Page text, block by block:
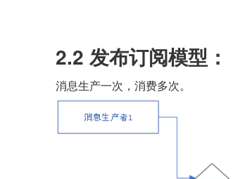
2.2 发布订阅模型：
消息生产一次，消费多次。